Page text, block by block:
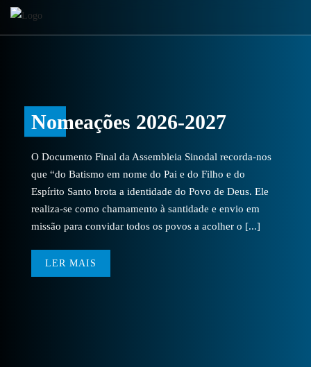
Nomeações 2026-2027
O Documento Final da Assembleia Sinodal recorda-nos
que “do Batismo em nome do Pai e do Filho e do
Espírito Santo brota a identidade do Povo de Deus. Ele
realiza-se como chamamento à santidade e envio em
missão para convidar todos os povos a acolher o [...]
LER MAIS